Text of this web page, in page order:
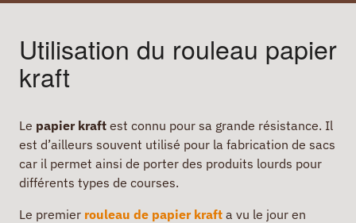
Utilisation du rouleau papier
kraft
Le papier kraft est connu pour sa grande résistance. Il
est d’ailleurs souvent utilisé pour la fabrication de sacs
car il permet ainsi de porter des produits lourds pour
différents types de courses.
Le premier rouleau de papier kraft a vu le jour en